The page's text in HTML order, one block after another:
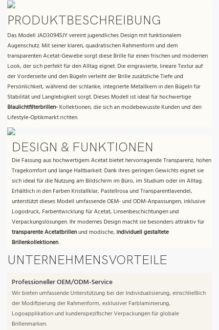
PRODUKTBESCHREIBUNG
Das Modell JAD30945JY vereint jugendliches Design mit funktionalem
Augenschutz. Mit seiner klaren, quadratischen Rahmenform und dem
transparenten Acetat-Gewebe sorgt diese Brille für einen frischen und modernen
Look, der sich perfekt für den Alltag eignet. Die eingravierte, lineare Textur auf
der Vorderseite und den Bügeln verleiht der Brille zusätzliche Tiefe und
Persönlichkeit, während der schlanke, integrierte Metallkern in den Bügeln für
Stabilität und Langlebigkeit sorgt. Dieses Modell ist ideal für hochwertige
Blaulichtfilterbrillen- Kollektionen, die sich an modebewusste Kunden und den
Lifestyle-Optikmarkt richten.
DESIGN & FUNKTIONEN
Die Fassung aus hochwertigem Acetat bietet hervorragende Transparenz, hohen
Tragekomfort und lange Haltbarkeit. Dank ihres geringen Gewichts eignet sie
sich ideal für die Nutzung am Bildschirm im Büro, im Studium oder im Alltag.
Erhältlich in den Farben Kristallklar, Pastellrosa und Transparentlavendel,
unterstützt dieses Modell umfassende OEM- und ODM-Anpassungen, inklusive
Logodruck, Farbentwicklung für Acetat, Linsenbeschichtungen und
Verpackungslösungen. Ihr modernes Design macht sie besonders attraktiv für
transparente Acetatbrillenund modische, individuell gestaltete
Brillenkollektionen.
UNTERNEHMENSVORTEILE
Professioneller OEM/ODM-Service
Wir bieten umfassende Unterstützung bei der Individualisierung, einschließlich
der Modifizierung der Rahmenform, exklusiver Farblaminierung,
Logoapplikation und kundenspezifischer Verpackungen für globale
Brillenmarken.